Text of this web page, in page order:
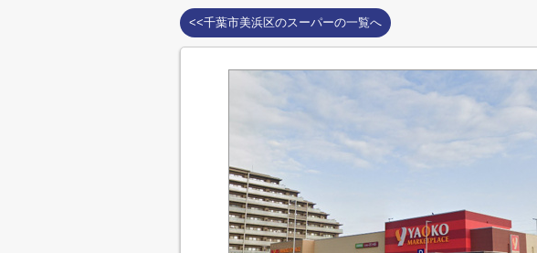
<<千葉市美浜区のスーパーの一覧へ